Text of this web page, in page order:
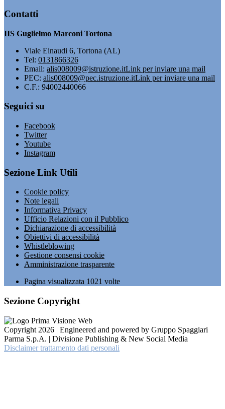
Contatti
IIS Guglielmo Marconi Tortona
Viale Einaudi 6, Tortona (AL)
Tel: 0131866326
Email: alis008009@istruzione.itLink per inviare una mail
PEC: alis008009@pec.istruzione.itLink per inviare una mail
C.F.: 94002440066
Seguici su
Facebook
Twitter
Youtube
Instagram
Sezione Link Utili
Cookie policy
Note legali
Informativa Privacy
Ufficio Relazioni con il Pubblico
Dichiarazione di accessibilità
Obiettivi di accessibilità
Whistleblowing
Gestione consensi cookie
Amministrazione trasparente
Pagina visualizzata 1021 volte
Sezione Copyright
Copyright 2026 | Engineered and powered by Gruppo Spaggiari
Parma S.p.A. | Divisione Publishing & New Social Media
Disclaimer trattamento dati personali